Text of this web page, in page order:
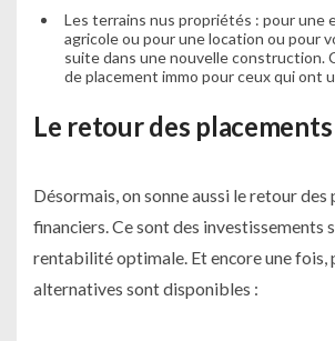
Les terrains nus propriétés : pour une
agricole ou pour une location ou pour
suite dans une nouvelle construction.
de placement immo pour ceux qui ont
Le retour des
Désormais, on sonne aussi le retour des
financiers. Ce sont des investissements
rentabilité optimale. Et encore une fois,
alternatives sont disponibles :